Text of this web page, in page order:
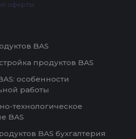
оферты
BAS
продуктов BAS
особенности
работы
технологическое
BAS
BAS бухгалтерия